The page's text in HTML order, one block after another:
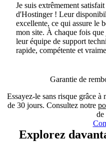
Je suis extrêmement
d'Hostinger ! Leur
excellente, ce qui assure le
mon site. À chaque fois
leur équipe de support
rapide, compétente et
Garantie de
Essayez-le sans risque grâce
de 30 jours. Consultez notre
de
Explorez